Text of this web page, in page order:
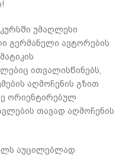
უმაღლესი
გერმანელი ავტორების
ითვალისწინებს,
აღმოჩენის გზით
ორიენტირებულ
თავად აღმოჩენის
აუცილებლად